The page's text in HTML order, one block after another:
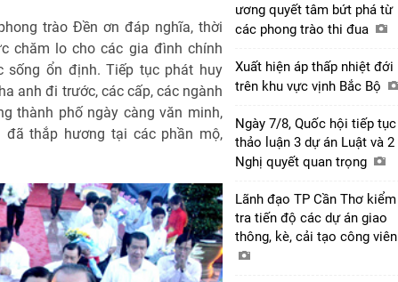
trào Đền ơn đáp nghĩa, thời
chăm lo cho các gia đình chính
sống ổn định. Tiếp tục phát huy
anh đi trước, các cấp, các ngành
thành phố ngày càng văn minh,
thắp hương tại các phần mộ,
ương quyết tâm bứt phá từ
các phong trào thi đua
Xuất hiện áp thấp nhiệt đới
trên khu vực vịnh Bắc Bộ
Ngày 7/8, Quốc hội tiếp tục
thảo luận 3 dự án Luật và 2
Nghị quyết quan trọng
Lãnh đạo TP Cần Thơ kiểm
tra tiến độ các dự án giao
thông, kè, cải tạo công viên